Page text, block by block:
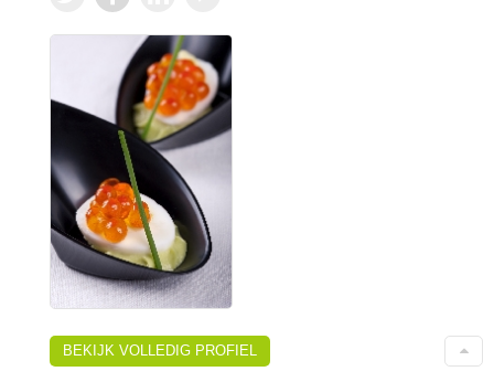
BEKIJK VOLLEDIG PROFIEL